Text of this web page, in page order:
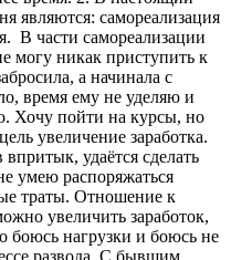
являются: самореализация
В части самореализации
могу никак приступить к
а начинала с
время ему не уделяю и
Хочу пойти на курсы, но
увеличение заработка.
удаётся сделать
умею распоряжаться
траты. Отношение к
увеличить заработок,
боюсь нагрузки и боюсь не
развода. С бывшим